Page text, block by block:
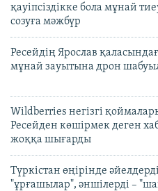
қауіпсіздікке бола мұнай
созуға мәжбүр
Ресейдің Ярослав
мұнай зауытына дрон
Wildberries негізгі
Ресейден көшірмек деген
жоққа шығарды
Түркістан өңірінде
"ұрғашылар", әншілерді –